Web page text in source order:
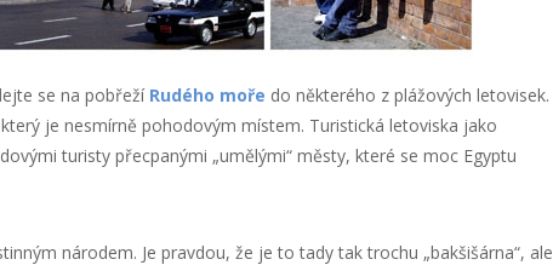
se na pobřeží Rudého moře do některého z plážových letovisek.
je nesmírně pohodovým místem. Turistická letoviska jako
turisty přecpanými „umělými“ městy, které se moc Egyptu
národem. Je pravdou, že je to tady tak trochu „bakšišárna“, ale